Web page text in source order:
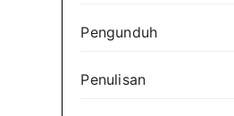
Pengunduh
Penulisan